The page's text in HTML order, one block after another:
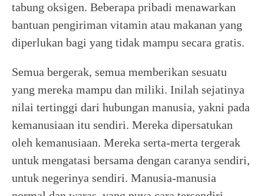
tabung oksigen. Beberapa pribadi menawarkan
bantuan pengiriman vitamin atau makanan yang
diperlukan bagi yang tidak mampu secara gratis.
Semua bergerak, semua memberikan sesuatu
yang mereka mampu dan miliki. Inilah sejatinya
nilai tertinggi dari hubungan manusia, yakni pada
kemanusiaan itu sendiri. Mereka dipersatukan
oleh kemanusiaan. Mereka serta-merta tergerak
untuk mengatasi bersama dengan caranya sendiri,
untuk negerinya sendiri. Manusia-manusia